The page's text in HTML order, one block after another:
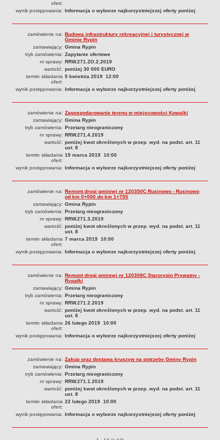
Budżet
Zmiany budżetu
Wieloletnia Prognoza Finansowa
Majątek gminy
Majątek jednostek organizacyjnych
Dług publiczny
Realizacja inwestycji
Sprawozdania z wykonania budżetu
Sprawozdania kwartalne RB
Sprawozdania finansowe
Informacje z wykonania budżetu gminy (w tym ulgi, odroczenia)
Interpretacje indywidualne
SPRAWY DO ZAŁATWIENIA
DOFINANSOWANIE
Preferencyjny zakup węgla
Wykaz spraw
Podania, wnioski, skargi i petycje
Ewidencja ludności - obowiązek meldunkowy
Dowody osobiste
Udostępnianie informacji publicznej
Ewidencja działalności gospodarczej
Podziały nieruchomości
Ochrona środowiska
Dodatki mieszkaniowe
Świadczenia rodzinne, Fundusz alimentacyjny
Stypendia szkolne
Podatki i opłaty lokalne
Młodociani pracownicy
ePUAP - składanie dokumentów przez internet
Wydanie warunków na zjazd z drogi gminnej
Wniosek o ustalenie warunków zabudowy/o ustalenie lokalizacji
ofert:
wynik postępowania: Informacja o wyborze najkorzystniejszej oferty poniżej
zamówienie na: Budowa infrastruktury rekreacyjnej i turystycznej w
Gminie Rypin
zamawiający: Gmina Rypin
tryb zamówienia: Zapytanie ofertowe
nr sprawy: RRW.271.ZO.2.2019
wartość: poniżej 30 000 EURO
termin składania
ofert:
5 kwietnia 2019 12:00
wynik postępowania: Informacja o wyborze najkorzystniejszej oferty poniżej
zamówienie na: Zagospodarowanie terenu w miejscowości Kowalki
zamawiający: Gmina Rypin
tryb zamówienia: Przetarg nieograniczony
nr sprawy: RRW.271.4.2019
wartość: poniżej kwot określonych w przep. wyd. na podst. art. 11
ust. 8
termin składania
ofert:
19 marca 2019 10:00
wynik postępowania: Informacja o wyborze najkorzystniejszej oferty poniżej
zamówienie na: Remont drogi gminnej nr 120350C Rusinowo - Rusinowo
od km 0+000 do km 1+755
zamawiający: Gmina Rypin
tryb zamówienia: Przetarg nieograniczony
nr sprawy: RRW.271.3.2019
wartość: poniżej kwot określonych w przep. wyd. na podst. art. 11
ust. 8
termin składania
ofert:
7 marca 2019 10:00
wynik postępowania: Informacja o wyborze najkorzystniejszej oferty poniżej
zamówienie na: Remont drogi gminnej nr 120308C Starorypin Prywatny -
Rypałki
zamawiający: Gmina Rypin
tryb zamówienia: Przetarg nieograniczony
nr sprawy: RRW.271.2.2019
wartość: poniżej kwot określonych w przep. wyd. na podst. art. 11
ust. 8
termin składania
ofert:
26 lutego 2019 10:00
wynik postępowania: Informacja o wyborze najkorzystniejszej oferty poniżej
zamówienie na: Zakup oraz dostawa kruszyw na potrzeby Gminy Rypin
zamawiający: Gmina Rypin
tryb zamówienia: Przetarg nieograniczony
nr sprawy: RRW.271.1.2019
wartość: poniżej kwot określonych w przep. wyd. na podst. art. 11
ust. 8
termin składania
ofert:
22 lutego 2019 10:00
wynik postępowania: Informacja o wyborze najkorzystniejszej oferty poniżej